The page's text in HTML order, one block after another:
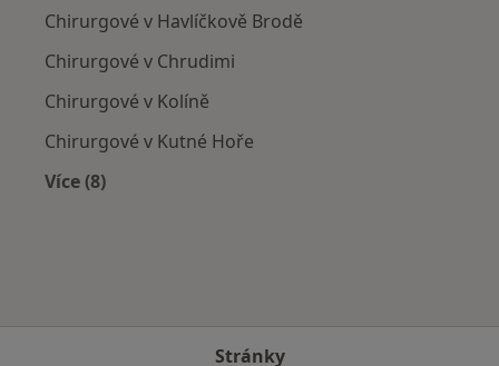
Chirurgové v Havlíčkově Brodě
Chirurgové v Chrudimi
Chirurgové v Kolíně
Chirurgové v Kutné Hoře
Více (8)
Stránky